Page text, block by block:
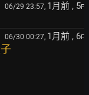
06/29 23:57, 1月前 , 5F
06/30 00:27, 1月前 , 6F